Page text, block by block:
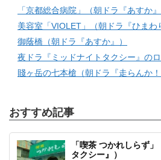
「京都総合病院」（朝ドラ『あすか』
美容室「VIOLET」（朝ドラ『ひまわ
御蔭橋（朝ドラ『あすか』）
夜ドラ『ミッドナイトタクシー』のロ
賤ヶ岳の七本槍（朝ドラ『走らんか！
おすすめ記事
「喫茶 つかれしらず
タクシー』）